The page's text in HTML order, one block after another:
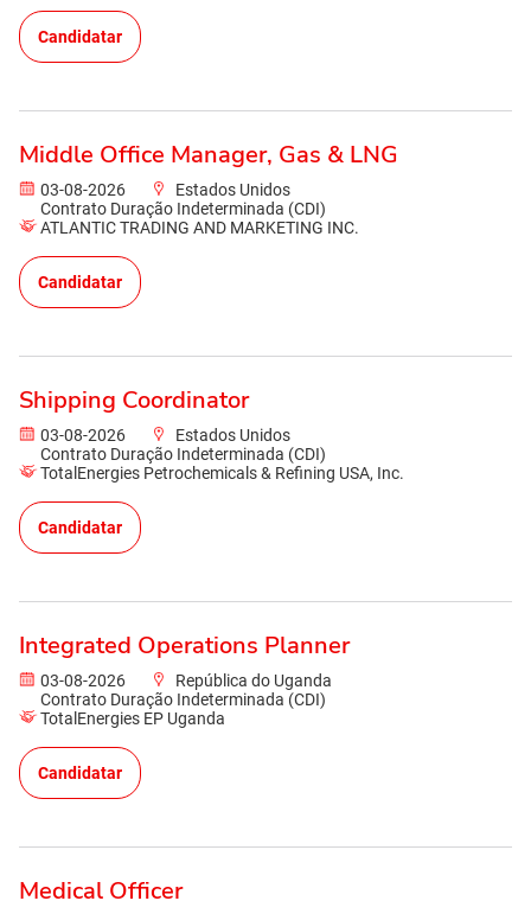
Candidatar
Middle Office Manager, Gas & LNG
03-08-2026
Estados Unidos
Contrato Duração Indeterminada (CDI)
ATLANTIC TRADING AND MARKETING INC.
Candidatar
Shipping Coordinator
03-08-2026
Estados Unidos
Contrato Duração Indeterminada (CDI)
TotalEnergies Petrochemicals & Refining USA, Inc.
Candidatar
Integrated Operations Planner
03-08-2026
República do Uganda
Contrato Duração Indeterminada (CDI)
TotalEnergies EP Uganda
Candidatar
Medical Officer